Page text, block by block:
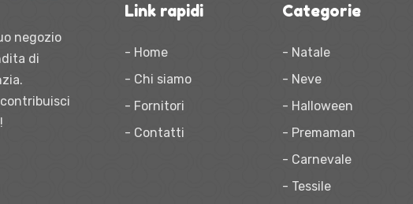
negozio
di
Link rapidi
- Home
- Chi siamo
- Fornitori
- Contatti
Categorie
- Natale
- Neve
- Halloween
- Premaman
- Carnevale
- Tessile